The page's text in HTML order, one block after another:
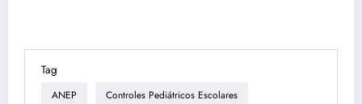
Tag
ANEP Controles Pediátricos Escolares